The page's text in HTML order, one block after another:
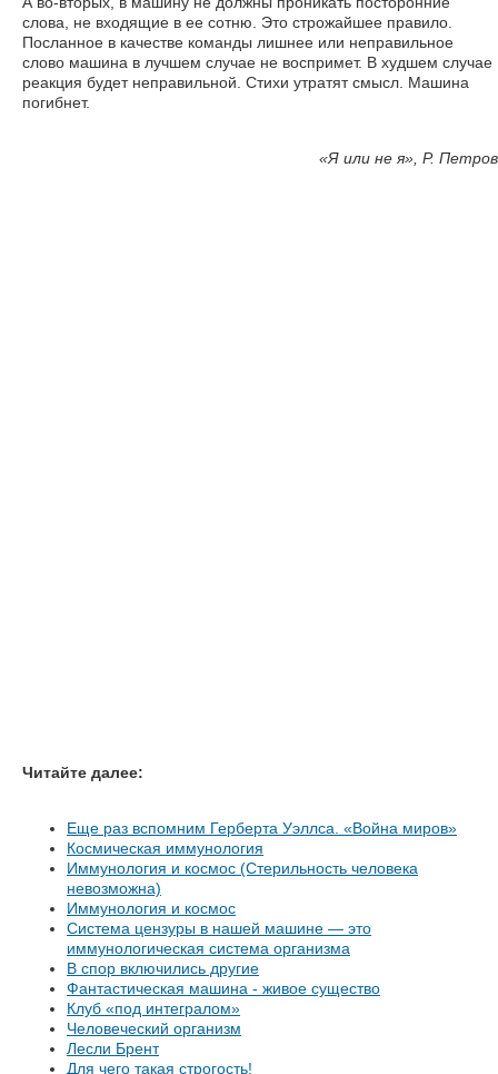
слова, не входящие в ее сотню. Это строжайшее правило.
Посланное в качестве команды лишнее или неправильное
слово машина в лучшем случае не воспримет. В худшем случае
реакция будет неправильной. Стихи утратят смысл. Машина
погибнет.
«Я или не я», Р. Петров
Читайте далее:
Еще раз вспомним Герберта Уэллса. «Война миров»
Космическая иммунология
Иммунология и космос (Стерильность человека
невозможна)
Иммунология и космос
Система цензуры в нашей машине — это
иммунологическая система организма
В спор включились другие
Фантастическая машина - живое существо
Клуб «под интегралом»
Человеческий организм
Лесли Брент
Для чего такая строгость!